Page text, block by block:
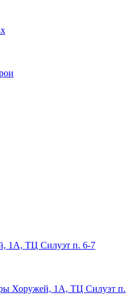
1А, ТЦ Силуэт п. 6-7
Хоружей, 1А, ТЦ Силуэт п.